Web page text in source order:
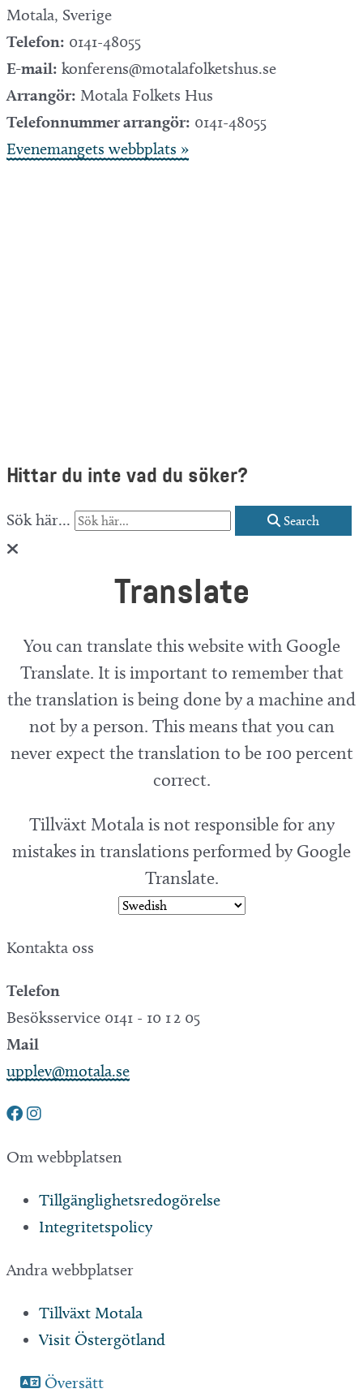
Motala, Sverige
Telefon: 0141-48055
E-mail: konferens@motalafolketshus.se
Arrangör: Motala Folkets Hus
Telefonnummer arrangör: 0141-48055
Evenemangets webbplats »
Hittar du inte vad du söker?
Sök här... Search
Translate
You can translate this website with Google
Translate. It is important to remember that
the translation is being done by a machine and
not by a person. This means that you can
never expect the translation to be 100 percent
correct.
Tillväxt Motala is not responsible for any
mistakes in translations performed by Google
Translate.
Kontakta oss
Telefon
Besöksservice 0141 - 10 1 2 05
Mail
upplev@motala.se
Om webbplatsen
Tillgänglighetsredogörelse
Integritetspolicy
Andra webbplatser
Tillväxt Motala
Visit Östergötland
Översätt